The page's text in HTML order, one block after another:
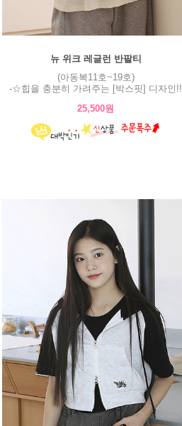
뉴 위크 레글런 반팔티
(아동복11호~19호)
-☆힙을 충분히 가려주는 [박스핏] 디자인!!
25,500원